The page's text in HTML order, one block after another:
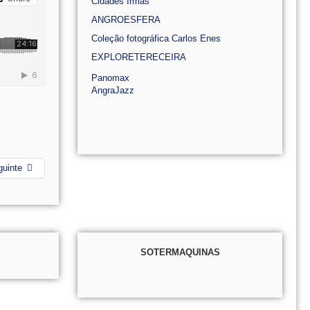
ANGROESFERA
Coleção fotográfica Carlos Enes
EXPLORETERECEIRA
Panomax
AngraJazz
SOTERMAQUINAS